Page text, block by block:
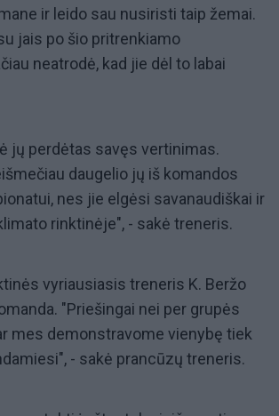
ir leido sau nusiristi taip žemai.
jais po šio pritrenkiamo
neatrodė, kad jie dėl to labai
jų perdėtas savęs vertinimas.
daugelio jų iš komandos
nes jie elgėsi savanaudiškai ir
rinktinėje", - sakė treneris.
vyriausiasis treneris K. Beržo
"Priešingai nei per grupės
mes demonstravome vienybę tiek
- sakė prancūzų treneris.